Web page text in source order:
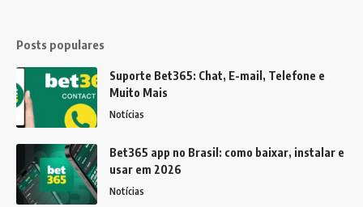
Posts populares
Suporte Bet365: Chat, E-mail, Telefone e
Muito Mais
Notícias
Bet365 app no Brasil: como baixar, instalar e
usar em 2026
Notícias